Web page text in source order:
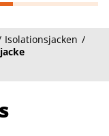
Isolationsjacken